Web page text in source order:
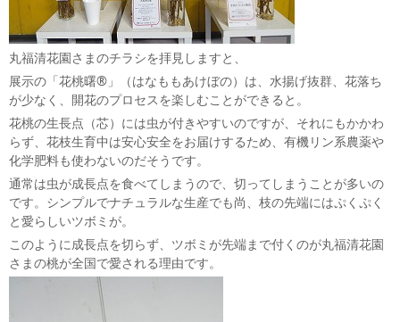
丸福清花園さまのチラシを拝見しますと、
展示の「花桃曙®」（はなももあけぼの）は、水揚げ抜群、花落ち
が少なく、開花のプロセスを楽しむことができると。
花桃の生長点（芯）には虫が付きやすいのですが、それにもかかわ
らず、花枝生育中は安心安全をお届けするため、有機リン系農薬や
化学肥料も使わないのだそうです。
通常は虫が成長点を食べてしまうので、切ってしまうことが多いの
です。シンプルでナチュラルな生産でも尚、枝の先端にはぷくぷく
と愛らしいツボミが。
このように成長点を切らず、ツボミが先端まで付くのが丸福清花園
さまの桃が全国で愛される理由です。